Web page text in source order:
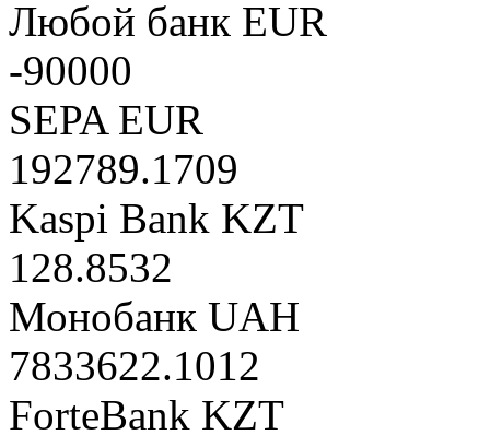
Любой банк EUR
-90000
SEPA EUR
192789.1709
Kaspi Bank KZT
128.8532
Монобанк UAH
7833622.1012
ForteBank KZT